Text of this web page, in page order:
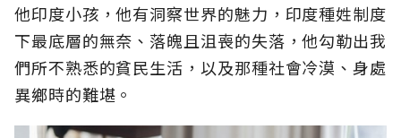
他印度小孩，他有洞察世界的魅力，印度種姓制度
下最底層的無奈、落魄且沮喪的失落，他勾勒出我
們所不熟悉的貧民生活，以及那種社會冷漠、身處
異鄉時的難堪。